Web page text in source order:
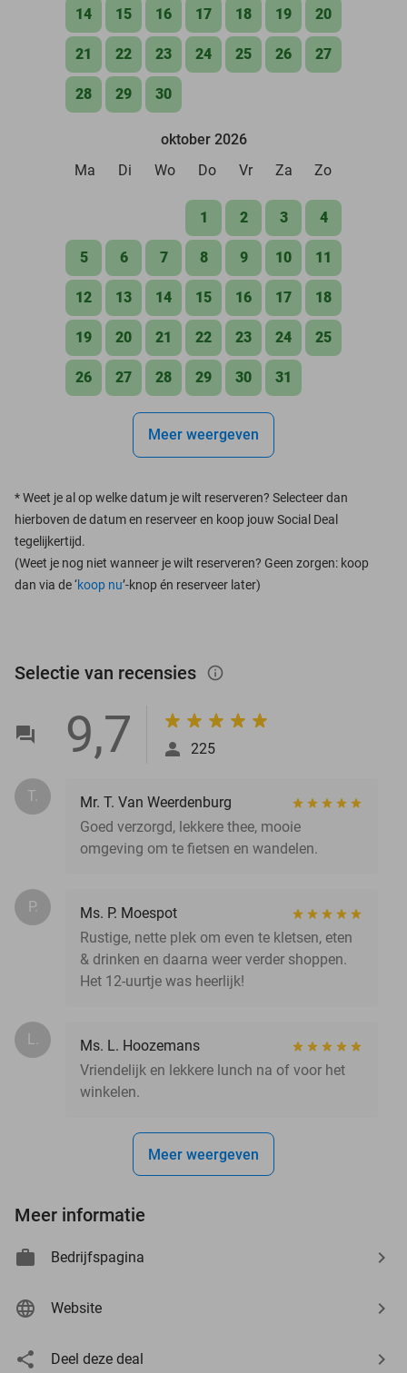
14 15 16 17 18 19 20
21 22 23 24 25 26 27
28 29 30
oktober 2026
Ma
Di Wo Do Vr Za Zo
1 2 3 4
5 6 7 8 9 10 11
12 13 14 15 16 17 18
19 20 21 22 23 24 25
26 27 28 29 30 31
Meer weergeven
*Weet je al op welke datum je wilt reserveren? Selecteer dan
hierboven de datum en reserveer en koop jouw Social Deal
tegelijkertijd.
(Weet je nog niet wanneer je wilt reserveren? Geen zorgen: koop
dan via de ‘koop nu’-knop én reserveer later)
Selectie van recensies info_outlined
9,7 225
T.
Mr. T. Van Weerdenburg
Goed verzorgd, lekkere thee, mooie
omgeving om te fietsen en wandelen.
P.
Ms. P. Moespot
Rustige, nette plek om even te kletsen, eten
& drinken en daarna weer verder shoppen.
Het 12-uurtje was heerlijk!
L.
Ms. L. Hoozemans
Vriendelijk en lekkere lunch na of voor het
winkelen.
Meer weergeven
Meer informatie
Bedrijfspagina
Website
Deel deze deal